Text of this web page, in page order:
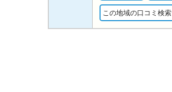
この地域の口コミ検索